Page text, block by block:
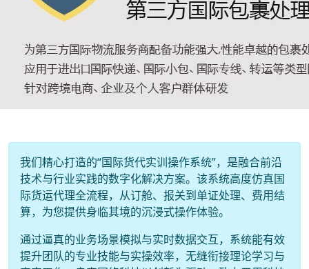
我们精心打造的“国际货代实训操作系统”，是融合前沿
技术与行业实践的数字化解决方案。该系统高度仿真国
际货运代理全流程，从订舱、报关到单证处理、费用结
算，为您提供身临其境的沉浸式操作体验。
通过逼真的业务场景模拟与实时数据交互，系统能有效
提升团队的专业技能与实操效率，无缝衔接理论学习与